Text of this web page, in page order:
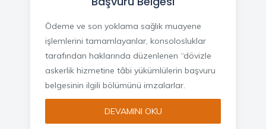
Ödeme ve son yoklama sağlık muayene
işlemlerini tamamlayanlar, konsolosluklar
tarafından haklarında düzenlenen “dövizle
askerlik hizmetine tâbi yükümlülerin başvuru
belgesinin ilgili bölümünü imzalarlar.
DEVAMINI OKU